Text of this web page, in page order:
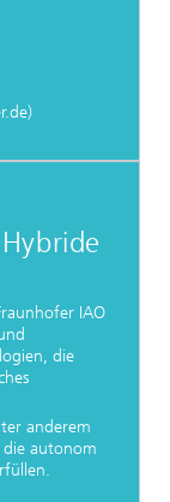
IAO
die
anderem
autonom